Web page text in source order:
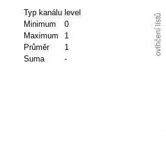
Typ kanálu level
Minimum
0
Maximum
1
Průměr
1
Suma
-
ovlhčení listů